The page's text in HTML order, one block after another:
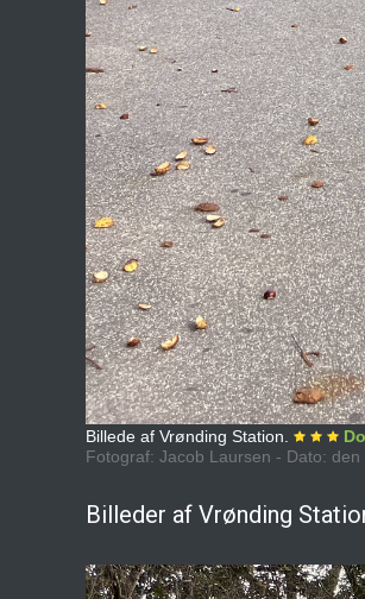
Billede af Vrønding Station.
Fotograf: Jacob Laursen - Dato:
Billeder af Vrønding